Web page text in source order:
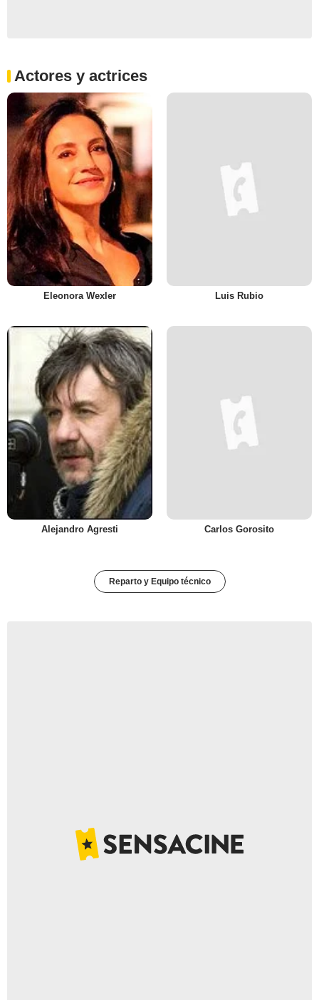
Actores y actrices
Eleonora Wexler Luis Rubio
Alejandro Agresti Carlos Gorosito
Reparto y Equipo técnico